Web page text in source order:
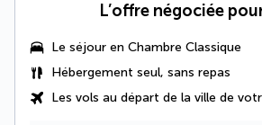
L’offre négociée
Le séjour en Chambre Classique
Hébergement seul, sans repas
Les vols au départ de la ville de